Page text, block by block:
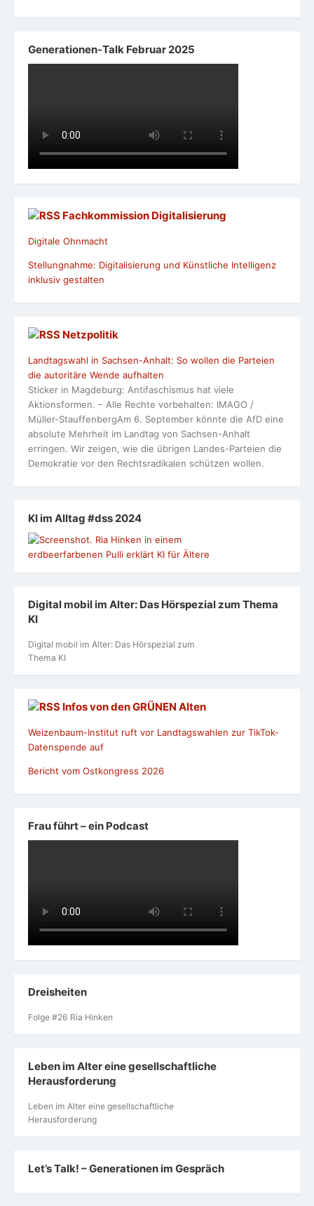
Generationen-Talk Februar 2025
Fachkommission Digitalisierung
Digitale Ohnmacht
Stellungnahme: Digitalisierung und Künstliche Intelligenz
inklusiv gestalten
Netzpolitik
Landtagswahl in Sachsen-Anhalt: So wollen die Parteien
die autoritäre Wende aufhalten
Sticker in Magdeburg: Antifaschismus hat viele
Aktionsformen. – Alle Rechte vorbehalten: IMAGO /
Müller-StauffenbergAm 6. September könnte die AfD eine
absolute Mehrheit im Landtag von Sachsen-Anhalt
erringen. Wir zeigen, wie die übrigen Landes-Parteien die
Demokratie vor den Rechtsradikalen schützen wollen.
KI im Alltag #dss 2024
Digital mobil im Alter: Das Hörspezial zum Thema
KI
Digital mobil im Alter: Das Hörspezial zum
Thema KI
Infos von den GRÜNEN Alten
Weizenbaum-Institut ruft vor Landtagswahlen zur TikTok-
Datenspende auf
Bericht vom Ostkongress 2026
Frau führt – ein Podcast
Dreisheiten
Folge #26 Ria Hinken
Leben im Alter eine gesellschaftliche
Herausforderung
Leben im Alter eine gesellschaftliche
Herausforderung
Let’s Talk! – Generationen im Gespräch